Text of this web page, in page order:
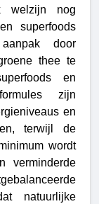
welzijn nog
superfoods
door
thee te
en
zijn
en
terwijl de
wordt
verminderde
natuurlijke